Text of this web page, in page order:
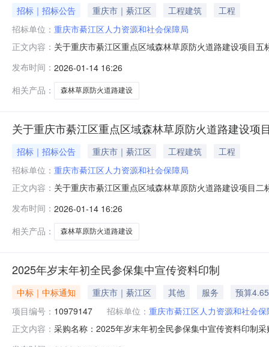
招标｜招标公告 重庆市｜綦江区 工程建筑
工程
招标单位： 重庆市綦江区人力资源和社会保障局
正文内容： 关于重庆市綦江区重点区域森林草原防火道路建设项目
退还该工程农民工工资保证金，并承诺该工程所有农民
（渝人社规〔2025〕16号）要求
发布时间： 2026-01-14 16:26
相关产品：
森林草原防火道路建设
关于重庆市綦江区重点区域森林草原防火道路建设项
招标｜招标公告 重庆市｜綦江区 工程建筑
工程
招标单位： 重庆市綦江区人力资源和社会保障局
正文内容： 关于重庆市綦江区重点区域森林草原防火道路建设项目
还该工程农民工工资保证金，并承诺该工程所有农民工
人社规〔2025〕16号）要求，
发布时间： 2026-01-14 16:26
相关产品：
森林草原防火道路建设
2025年岁末年初全民参保集中宣传资料印制
中标｜中标通知 重庆市｜綦江区 其他 服务
预算
项目编号： 10979147 招标单位： 重庆市綦江区人力资源和社会保
正文内容： 采购名称：2025年岁末年初全民参保集中宣传资料印制